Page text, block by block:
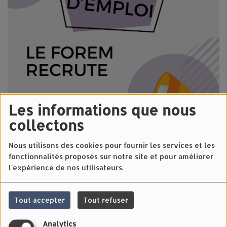
Les informations que nous
collectons
Nous utilisons des cookies pour fournir les services et les
fonctionnalités proposés sur notre site et pour améliorer
l'expérience de nos utilisateurs.
Tout accepter Tout refuser
Analytics
28 OCTOBRE 2024 - 2481 VUES
La maison de repos Saint-Charles située à Bouillon